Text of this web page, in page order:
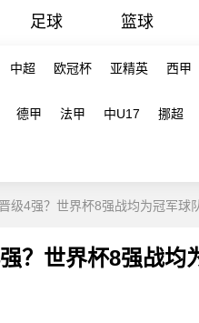
足球 篮球
中超 欧冠杯 亚精英 西甲
德甲 法甲 中U17 挪超
级4强？世界杯8强战均为冠军球
？世界杯8强战